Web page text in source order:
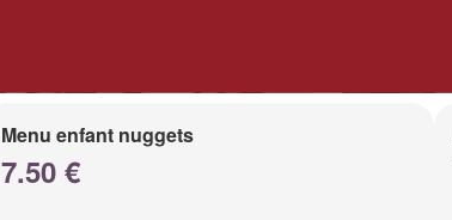
Menu enfant nuggets
7.50 €